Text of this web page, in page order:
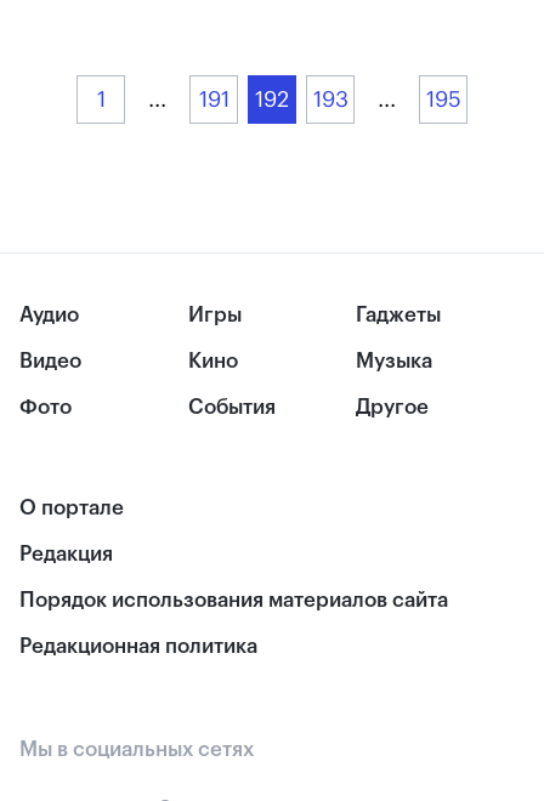
1 ... 191 192 193 ... 195
Аудио
Видео
Фото
Игры
Кино
События
Гаджеты
Музыка
Другое
О портале
Редакция
Порядок использования материалов сайта
Редакционная политика
Мы в социальных сетях